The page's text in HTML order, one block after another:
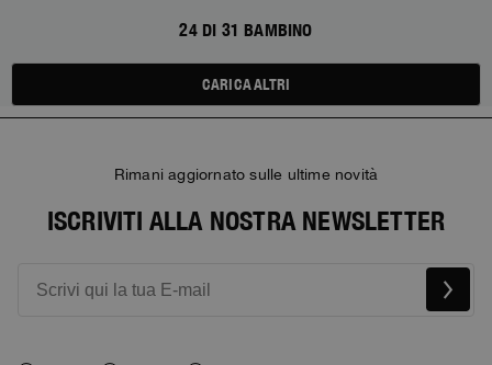
24 DI 31 BAMBINO
CARICA ALTRI
Rimani aggiornato sulle ultime novità
ISCRIVITI ALLA NOSTRA NEWSLETTER